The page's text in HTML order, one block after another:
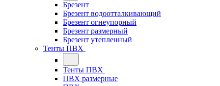
Брезент
Брезент водоотталкивающий
Брезент огнеупорный
Брезент размерный
Брезент утепленный
Тенты ПВХ
Тенты ПВХ
ПВХ размерные